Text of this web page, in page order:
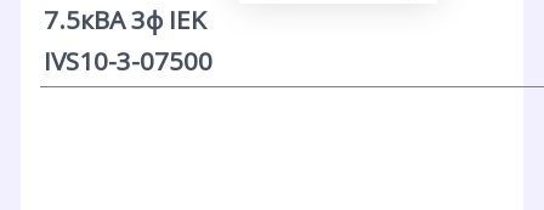
7.5кВА 3ф IEK
IVS10-3-07500